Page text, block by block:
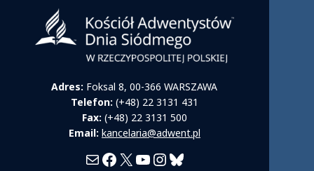
Adres: Foksal 8, 00-366 WARSZAWA
Telefon: (+48) 22 3131 431
Fax: (+48) 22 3131 500
Email: kancelaria@adwent.pl
MailFacebook
X YouTube
Instagram
Bluesky